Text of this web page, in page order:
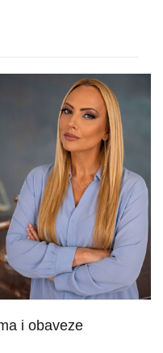
i obaveze